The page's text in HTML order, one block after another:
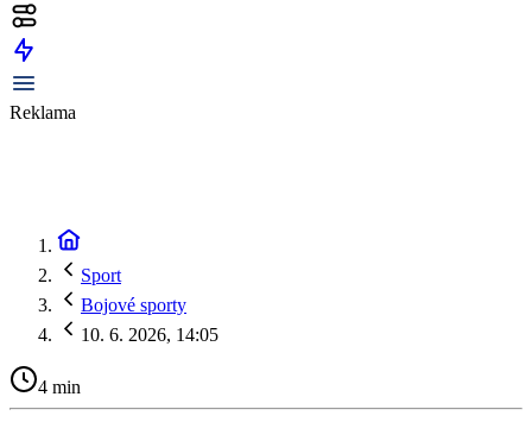
Reklama
Sport
Bojové sporty
10. 6. 2026, 14:05
4 min